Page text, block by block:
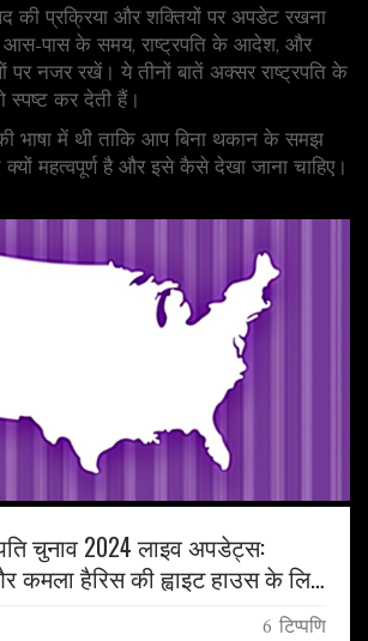
की प्रक्रिया और शक्तियों पर अपडेट रखना
आस-पास के समय, राष्ट्रपति के आदेश, और
पर नजर रखें। ये तीनों बातें अक्सर राष्ट्रपति के
स्पष्ट कर देती हैं।
की भाषा में थी ताकि आप बिना थकान के समझ
महत्वपूर्ण है और इसे कैसे देखा जाना चाहिए।
चुनाव 2024 लाइव अपडेट्स:
कमला हैरिस की ह्वाइट हाउस के लिए
6 टिप्पणि